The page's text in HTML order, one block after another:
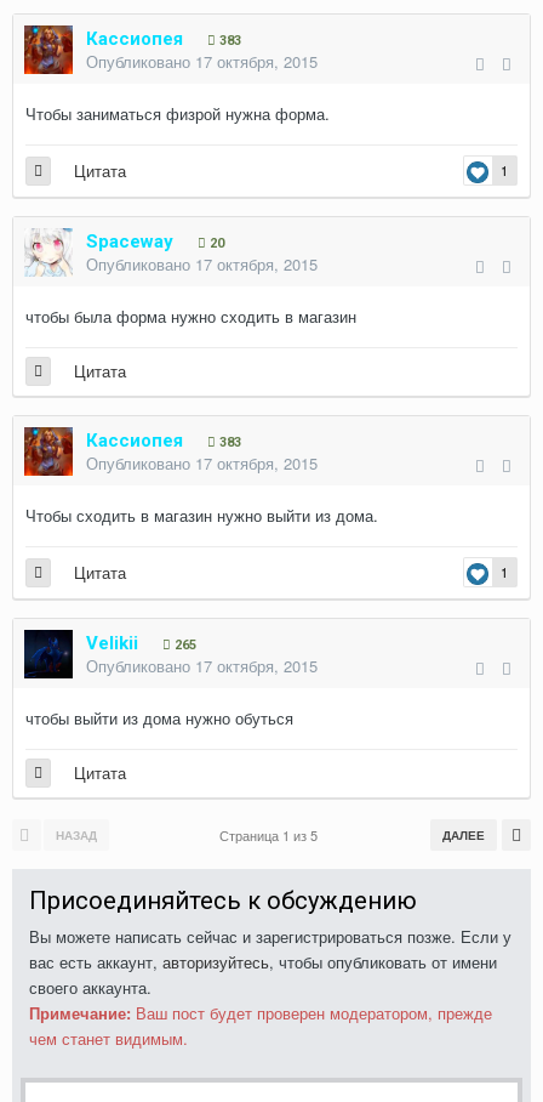
Кассиопея 383
Опубликовано 17 октября, 2015
Чтобы заниматься физрой нужна форма.
1
Цитата
Spaceway 20
Опубликовано 17 октября, 2015
чтобы была форма нужно сходить в магазин
Цитата
Кассиопея 383
Опубликовано 17 октября, 2015
Чтобы сходить в магазин нужно выйти из дома.
1
Цитата
Velikii 265
Опубликовано 17 октября, 2015
чтобы выйти из дома нужно обуться
Цитата
НАЗАД ДАЛЕЕ
Страница 1 из 5
Присоединяйтесь к обсуждению
Вы можете написать сейчас и зарегистрироваться позже. Если у
вас есть аккаунт, авторизуйтесь, чтобы опубликовать от имени
своего аккаунта.
Примечание: Ваш пост будет проверен модератором, прежде
чем станет видимым.